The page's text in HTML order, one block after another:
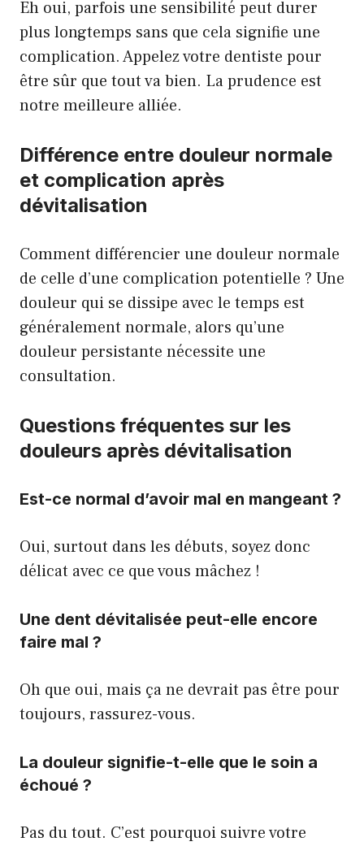
Eh oui, parfois une sensibilité peut durer
plus longtemps sans que cela signifie une
complication. Appelez votre dentiste pour
être sûr que tout va bien. La prudence est
notre meilleure alliée.
Différence entre douleur normale
et complication après
dévitalisation
Comment différencier une douleur normale
de celle d’une complication potentielle ? Une
douleur qui se dissipe avec le temps est
généralement normale, alors qu’une
douleur persistante nécessite une
consultation.
Questions fréquentes sur les
douleurs après dévitalisation
Est-ce normal d’avoir mal en mangeant ?
Oui, surtout dans les débuts, soyez donc
délicat avec ce que vous mâchez !
Une dent dévitalisée peut-elle encore
faire mal ?
Oh que oui, mais ça ne devrait pas être pour
toujours, rassurez-vous.
La douleur signifie-t-elle que le soin a
échoué ?
Pas du tout. C’est pourquoi suivre votre